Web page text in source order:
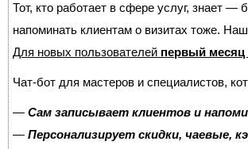
Тот, кто работает в сфере услуг, знает —
напоминать клиентам о визитах тоже.
Для новых пользователей первый месяц
Чат-бот для мастеров и специалистов,
— Сам записывает клиентов и
— Персонализирует скидки, чаевые,